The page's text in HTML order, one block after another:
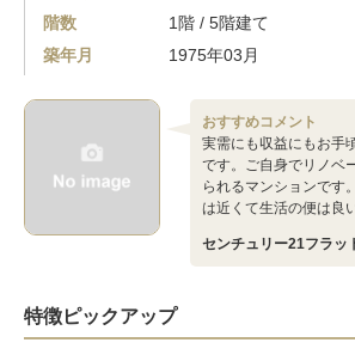
階数
1階 / 5階建て
築年月
1975年03月
おすすめコメント
実需にも収益にもお手
です。ご自身でリノベ
られるマンションです
は近くて生活の便は良
センチュリー21フラッ
特徴ピックアップ